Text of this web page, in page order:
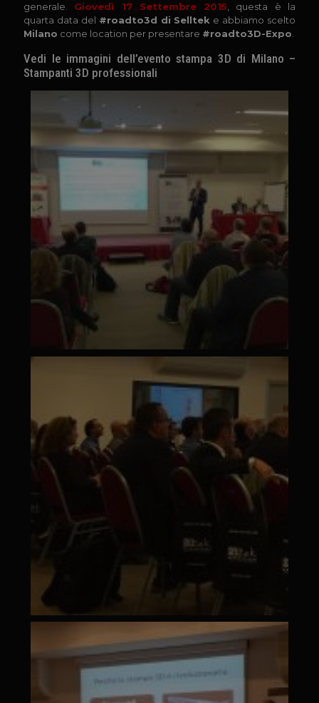
generale. Giovedì 17 Settembre 2015 , questa è la
quarta data del #roadto3d di Selltek e abbiamo scelto
Milano come location per presentare #roadto3D-Expo
Vedi le immagini dell’evento stampa 3D di Milano –
Stampanti 3D professionali